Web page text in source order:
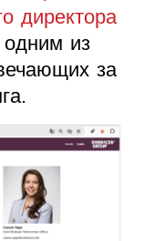
директора
одним из
за